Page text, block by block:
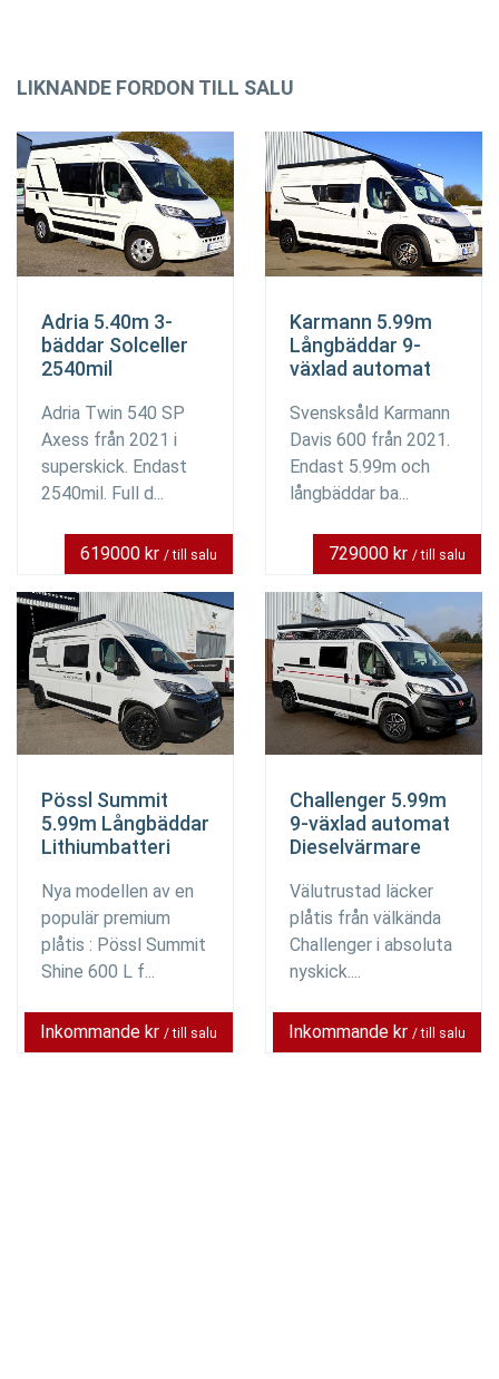
LIKNANDE FORDON TILL SALU
Adria 5.40m 3-
bäddar Solceller
2540mil
Adria Twin 540 SP
Axess från 2021 i
superskick. Endast
2540mil. Full d...
619000 kr / till salu
Karmann 5.99m
Långbäddar 9-
växlad automat
Svensksåld Karmann
Davis 600 från 2021.
Endast 5.99m och
långbäddar ba...
729000 kr / till salu
Pössl Summit
5.99m Långbäddar
Lithiumbatteri
Nya modellen av en
populär premium
plåtis : Pössl Summit
Shine 600 L f...
Inkommande kr / till salu
Challenger 5.99m
9-växlad automat
Dieselvärmare
Välutrustad läcker
plåtis från välkända
Challenger i absoluta
nyskick....
Inkommande kr / till salu